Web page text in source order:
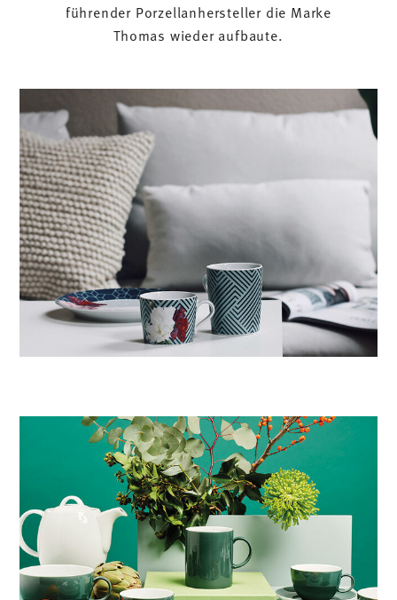
führender Porzellanhersteller die Marke
Thomas wieder aufbaute.